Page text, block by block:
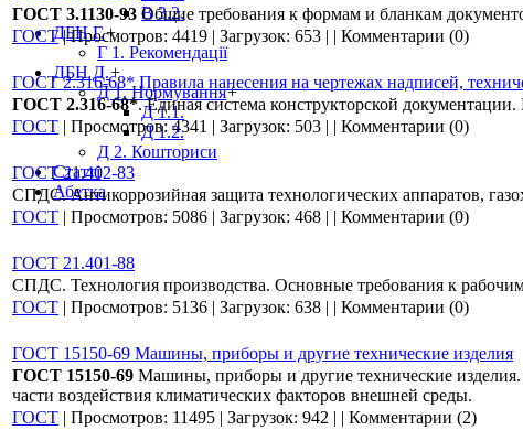
В 3.2.
ДБН Г.+
Г 1. Рекомендації
ДБН Д.+
Д 1. Нормування+
Д 1.1.
Д 1.2.
Д 2. Кошториси
Статті
Абетка
ГОСТ 3.1130-93 Общие требования к формам и бланкам
ГОСТ|Просмотров: 4419 | Загрузок: 653 | | Комментарии (0)
ГОСТ 2.316-68* Правила нанесения на чертежах надписей,
ГОСТ 2.316-68*. Единая система конструкторской
ГОСТ | Просмотров: 4341 | Загрузок: 503 | | Комментарии (0)
ГОСТ 21.402-83
СПДС. Антикоррозийная защита технологических аппаратов,
ГОСТ | Просмотров: 5086 | Загрузок: 468 | | Комментарии (0)
ГОСТ 21.401-88
СПДС. Технология производства. Основные требования к
ГОСТ | Просмотров: 5136 | Загрузок: 638 | | Комментарии (0)
ГОСТ 15150-69 Машины, приборы и другие технические изделия
ГОСТ 15150-69 Машины, приборы и другие технические изделия.
части воздействия климатических факторов внешней среды.
ГОСТ | Просмотров: 11495 | Загрузок: 942 | | Комментарии (2)